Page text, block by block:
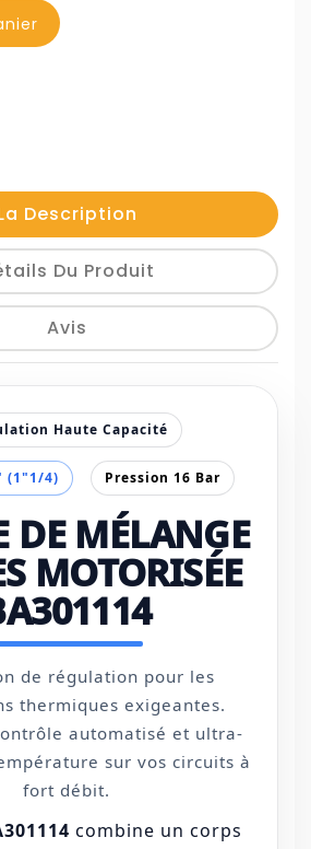
Description
Du Produit
Avis
Haute Capacité
(1"1/4) Pression 16 Bar
DE MÉLANGE
MOTORISÉE
de régulation pour les
thermiques exigeantes.
automatisé et ultra-
sur vos circuits à
fort débit.
combine un corps